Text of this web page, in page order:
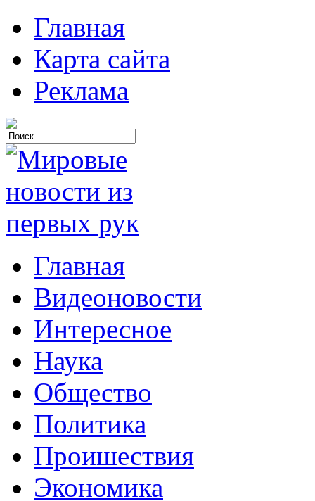
Главная
Карта сайта
Реклама
Главная
Видеоновости
Интересное
Наука
Общество
Политика
Проишествия
Экономика